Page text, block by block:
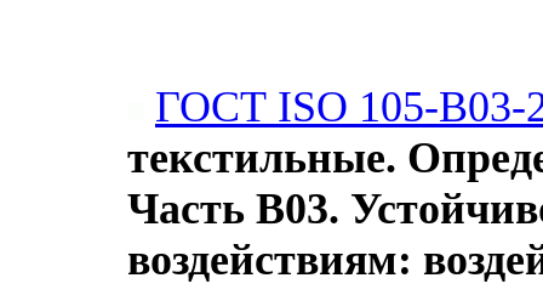
ГОСТ ISO 105-B03-
текстильные.
Часть В03.
воздействиям: